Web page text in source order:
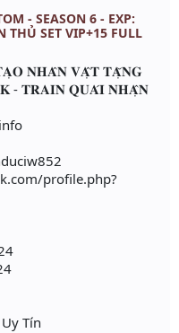
- SEASON 6 - EXP:
THỦ SET VIP+15 FULL
𝐍𝐇𝐀̂𝐍 𝐕𝐀̣̂𝐓 𝐓𝐀̣̆𝐍𝐆
- 𝐓𝐑𝐀𝐈𝐍 𝐐𝐔𝐀́𝐈 𝐍𝐇𝐀̣̂𝐍
profile.php?
Tín